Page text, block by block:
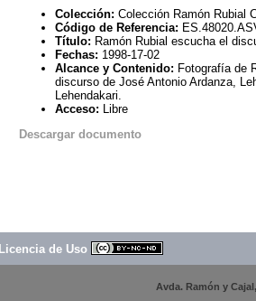
Colección: Colección Ramón Rubial
Código de Referencia:
Título: Ramón Rubial escucha el
Fechas: 1998-17-02
Alcance y Contenido: Fotografía de
discurso de José Antonio Ardanza,
Lehendakari.
Acceso: Libre
Descargar documento
Licencia de Uso
Avda. Ramón y